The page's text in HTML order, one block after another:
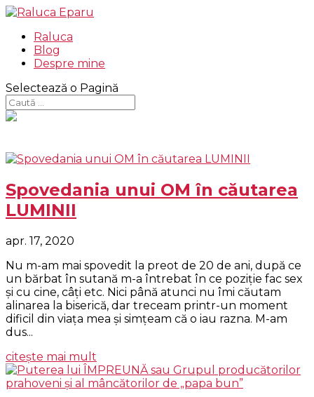
Raluca
Blog
Despre mine
Selectează o Pagină
Spovedania unui OM în căutarea
LUMINII
apr. 17, 2020
Nu m-am mai spovedit la preot de 20 de ani, după ce
un bărbat în sutană m-a întrebat în ce poziţie fac sex
şi cu cine, câţi etc. Nici până atunci nu îmi căutam
alinarea la biserică, dar treceam printr-un moment
dificil din viaţa mea şi simţeam că o iau razna. M-am
dus...
citește mai mult